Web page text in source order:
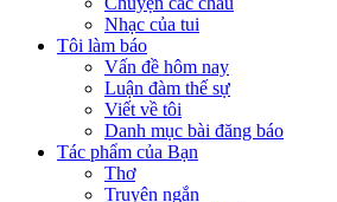
Nhạc của tui
Tôi làm báo
Vấn đề hôm nay
Luận đàm thế sự
Viết về tôi
Danh mục bài đăng báo
Tác phẩm của Bạn
Thơ
Truyện ngắn